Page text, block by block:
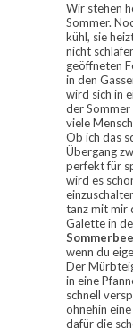
Wir stehen
Sommer.
kühl, sie
nicht
geöffneten
in den
wird sich in
der Sommer
viele
Ob ich das
Übergang
perfekt für
wird es
tanz mit mir
Galette in
wenn du
Der
in eine
schnell
ohnehin
dafür die